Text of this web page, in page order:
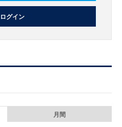
ログイン
月間